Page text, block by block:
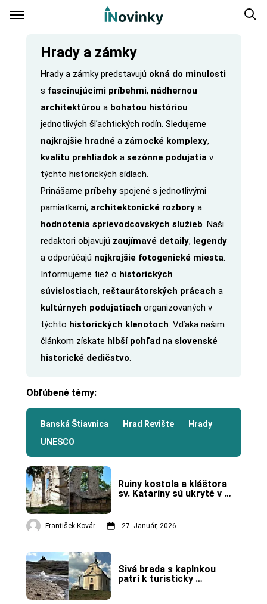
Hrady a zámky
Hrady a zámky predstavujú okná do minulosti
s fascinujúcimi príbehmi, nádhernou
architektúrou a bohatou históriou
jednotlivých šľachtických rodín. Sledujeme
najkrajšie hradné a zámocké komplexy,
kvalitu prehliadoka sezónne podujatiav
týchto historických sídlach.
Prinášame príbehyspojené s jednotlivými
pamiatkami, architektonické rozborya
hodnotenia sprievodcovských služieb. Naši
redaktori objavujú zaujímavé detaily, legendy
a odporúčajú najkrajšie fotogenické miesta.
Informujeme tiež o historických
súvislostiach, reštaurátorských prácach a
kultúrnych podujatiach organizovaných v
týchto historických klenotoch. Vďaka našim
článkom získate hlbší pohľadna slovenské
historické dedičstvo.
Obľúbené témy:
Banská Štiavnica Hrad Revište
Hrady
UNESCO
Ruiny kostola a kláštora
sv. Kataríny sú ukryté v
František Kovár 27. Január, 2026
Sivá brada s kaplnkou
patrí k turisticky